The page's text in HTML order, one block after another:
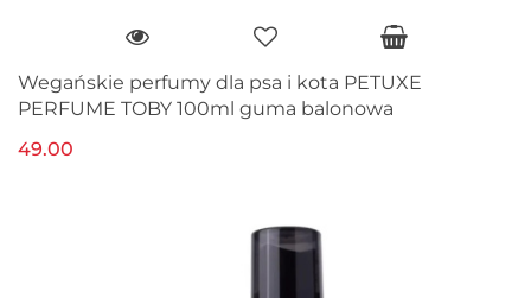
Wegańskie perfumy dla psa i kota PETUXE
PERFUME TOBY 100ml guma balonowa
49.00